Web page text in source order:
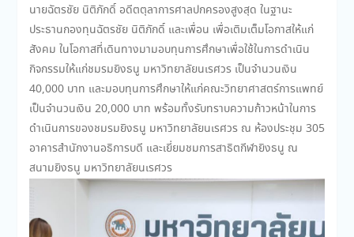
นายฉัตรชัย นิติภักดิ์ อดีตตุลาการศาลปกครองสูงสุด ในฐานะ
ประธานกองทุนฉัตรชัย นิติภักดิ์ และเพื่อน เพื่อเติมเต็มโอกาสให้แก่
สังคม ในโอกาสที่เดินทางมามอบทุนการศึกษาเพื่อใช้ในการดำเนิน
กิจกรรมให้แก่ชมรมยิงธนู มหาวิทยาลัยนเรศวร เป็นจำนวนเงิน
40,000 บาท และมอบทุนการศึกษาให้แก่คณะวิทยาศาสตร์การแพทย์
เป็นจำนวนเงิน 20,000 บาท พร้อมทั้งรับทราบความก้าวหน้าในการ
ดำเนินการของชมรมยิงธนู มหาวิทยาลัยนเรศวร ณ ห้องประชุม 305
อาคารสำนักงานอธิการบดี และเยี่ยมชมการสาธิตกีฬายิงธนู ณ
สนามยิงธนู มหาวิทยาลัยนเรศวร